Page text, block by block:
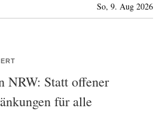
So, 9. Aug 2026
NRW: Statt offener
für alle